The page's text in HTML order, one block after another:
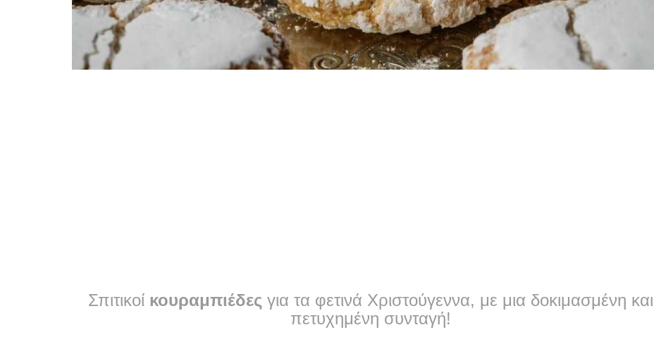
Σπιτικοί κουραμπιέδες για τα φετινά Χριστούγεννα, με μια δοκιμασμένη και
πετυχημένη συνταγή!